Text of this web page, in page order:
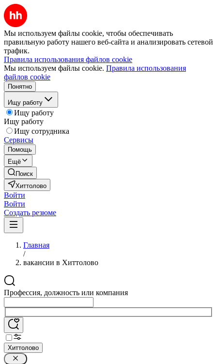
Мы используем файлы cookie, чтобы обеспечивать
правильную работу нашего веб-сайта и анализировать сетевой
трафик.
Правила использования файлов cookie
Мы используем файлы cookie. Правила использования
файлов cookie
Понятно
Ищу работу
Ищу работу
Ищу работу
Ищу сотрудника
Сервисы
Помощь
Ещё
Поиск
Хиттолово
Войти
Войти
Создать резюме
Главная
/
вакансии в Хиттолово
Профессия, должность или компания
Хиттолово